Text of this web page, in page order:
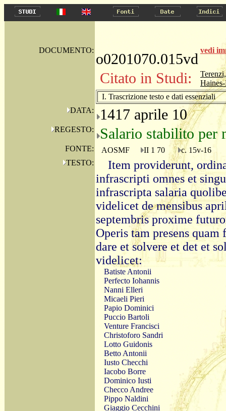
DOCUMENTO:
o0201070.015vd
vedi
Citato in Studi:
I. Trascrizione testo e dati essenziali
DATA:
1417 aprile 10
REGESTO: Salario stabilito per
FONTE: AOSMF II 1 70
c. 15v-16
TESTO:
Item providerunt,
infrascripti omnes et
infrascripta salaria
videlicet de mensibus
septembris proxime
Operis tam presens quam
dare et solvere et det et
videlicet:
Batiste Antonii
Perfecto Iohannis
Nanni Elleri
Micaeli Pieri
Papio Dominici
Puccio Bartoli
Venture Francisci
Christoforo Sandri
Lotto Guidonis
Betto Antonii
Iusto Checchi
Iacobo Borre
Dominico Iusti
Checco Andree
Pippo Naldini
Giaggio Cecchini